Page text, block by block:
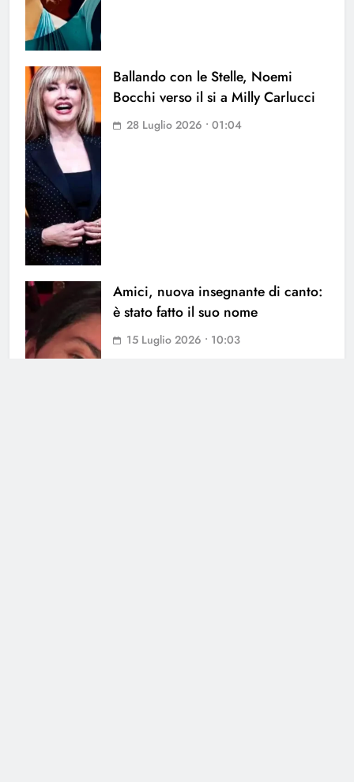
Ballando con le Stelle, Noemi
Bocchi verso il si a Milly Carlucci
28 Luglio 2026 • 01:04
Amici, nuova insegnante di canto:
è stato fatto il suo nome
15 Luglio 2026 • 10:03